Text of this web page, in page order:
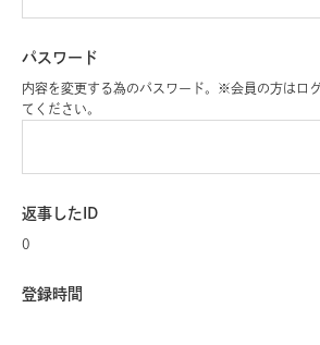
パスワード
内容を変更する為のパスワード。※会員の方はロ
てください。
返事したID
0
登録時間